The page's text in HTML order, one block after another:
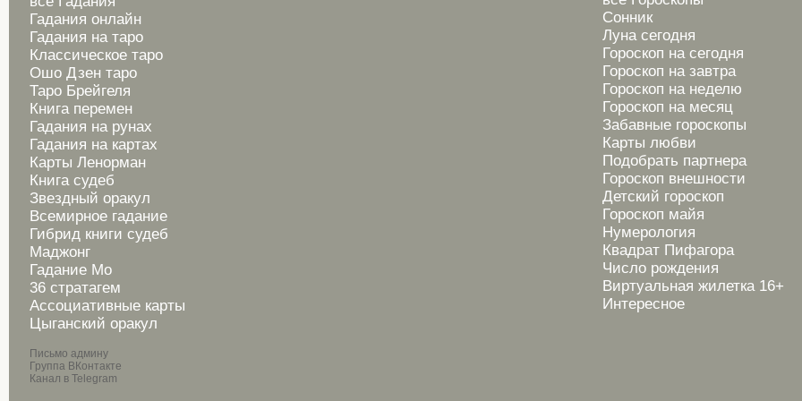
Гадания онлайн
Гадания на таро
Классическое таро
Ошо Дзен таро
Таро Брейгеля
Книга перемен
Гадания на рунах
Гадания на картах
Карты Ленорман
Книга судеб
Звездный оракул
Всемирное гадание
Гибрид книги судеб
Маджонг
Гадание Мо
36 стратагем
Ассоциативные карты
Цыганский оракул
Письмо админу
Группа ВКонтакте
Канал в Telegram
Сонник
Луна сегодня
Гороскоп на сегодня
Гороскоп на завтра
Гороскоп на неделю
Гороскоп на месяц
Забавные гороскопы
Карты любви
Подобрать партнера
Гороскоп внешности
Детский гороскоп
Гороскоп майя
Нумерология
Квадрат Пифагора
Число рождения
Виртуальная жилетка 16+
Интересное